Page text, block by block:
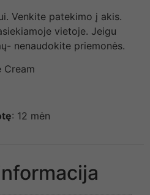
Venkite patekimo į akis.
vietoje. Jeigu
nenaudokite priemonės.
Cream
: 12 mėn